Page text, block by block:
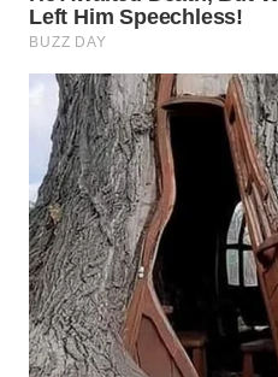
WN
SURABAYA
WN
NATUNA
WN
BINTAN
WN
MANDALIKA
WN